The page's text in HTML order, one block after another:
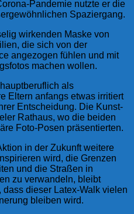
Pandemie nutzte er die
Spaziergang.
wirkenden Maske von
die sich von der
angezogen fühlen und mit
machen wollen.
als
Eltern anfangs etwas irritiert
Entscheidung. Die Kunst-
Rathaus, wo die beiden
Foto-Posen präsentierten.
in der Zukunft weitere
wird, die Grenzen
und die Straßen in
zu verwandeln, bleibt
dieser Latex-Walk vielen
bleiben wird.